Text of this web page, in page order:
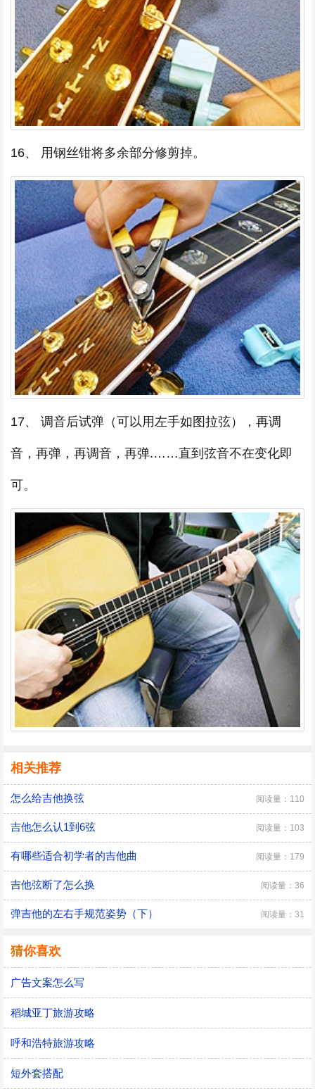
16、 用钢丝钳将多余部分修剪掉。
17、 调音后试弹（可以用左手如图拉弦），再调
音，再弹，再调音，再弹.……直到弦音不在变化即
可。
相关推荐
怎么给吉他换弦 阅读量：110
吉他怎么认1到6弦 阅读量：103
有哪些适合初学者的吉他曲 阅读量：179
吉他弦断了怎么换 阅读量：36
弹吉他的左右手规范姿势（下） 阅读量：31
猜你喜欢
广告文案怎么写
稻城亚丁旅游攻略
呼和浩特旅游攻略
短外套搭配